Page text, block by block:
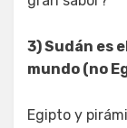
3) Sudán es
mundo (no
Egipto y